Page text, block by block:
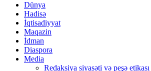
Dünya
Hadisə
İqtisadiyyat
Maqazin
İdman
Diaspora
Media
Redaksiya siyasəti və peşə etikası